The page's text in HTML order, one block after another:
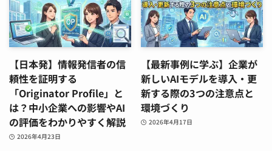
【日本発】情報発信者の信
頼性を証明する
「Originator Profile」と
は？中小企業への影響やAI
の評価をわかりやすく解説
2026年4月23日
【最新事例に学ぶ】企業が
新しいAIモデルを導入・更
新する際の3つの注意点と
環境づくり
2026年4月17日